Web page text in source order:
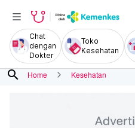
Chat
dengan
Dokter
Toko
Kesehatan
search Home Kesehatan